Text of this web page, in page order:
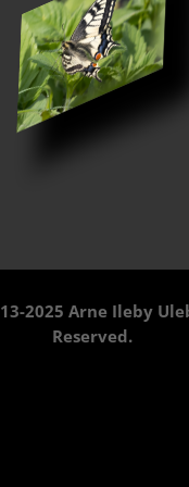
2025 Arne Ileby
Reserved.